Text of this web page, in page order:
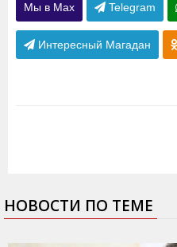
Мы в Max Telegram
Интересный Магадан
НОВОСТИ ПО ТЕМЕ